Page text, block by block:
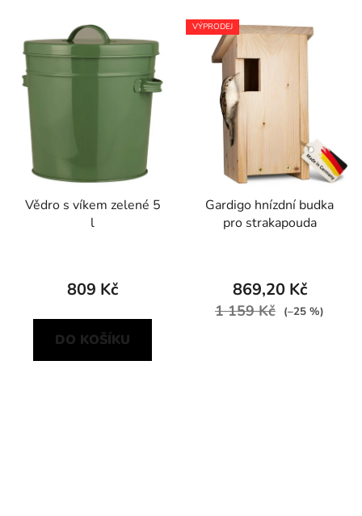
Vědro s víkem zelené 5
l
809 Kč
DO KOŠÍKU
VÝPRODEJ
Gardigo hnízdní budka
pro strakapouda
869,20 Kč
1 159 Kč (–25 %)